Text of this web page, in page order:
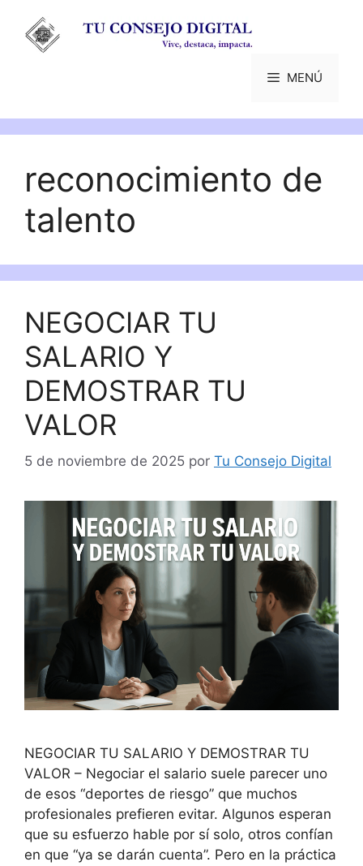
contenido
MENÚ
reconocimiento de
talento
NEGOCIAR TU
SALARIO Y
DEMOSTRAR TU
VALOR
5 de noviembre de 2025 por Tu Consejo Digital
NEGOCIAR TU SALARIO Y DEMOSTRAR TU
VALOR – Negociar el salario suele parecer uno
de esos “deportes de riesgo” que muchos
profesionales prefieren evitar. Algunos esperan
que su esfuerzo hable por sí solo, otros confían
en que “ya se darán cuenta”. Pero en la práctica